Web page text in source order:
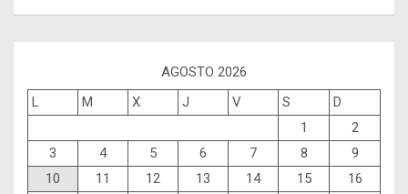
AGOSTO 2026
L
M X J V S
D
1
2
3
4 5 6 7 8
9
10
11 12 13 14 15
16